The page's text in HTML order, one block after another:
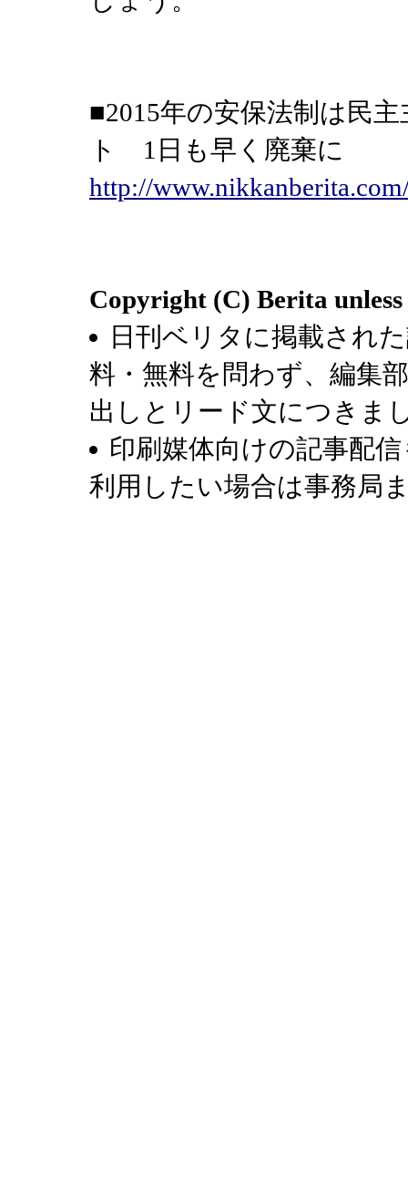
■2015年の安保法制は民
ト 1日も早く廃棄に
http://
Copyright (C) Berita
日刊ベリタに掲載され
料・無料を問わず、編集
出しとリード文につきま
印刷媒体向けの記事配
利用したい場合は事務局